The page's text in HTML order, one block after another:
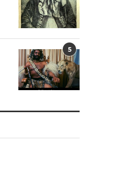
Danse : la Cie Jacques
Yanga, reflet...
13 octobre 2025
5